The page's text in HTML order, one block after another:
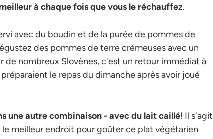
à chaque fois que vous le réchauffez.
avec du boudin et de la purée de pommes de
des pommes de terre crémeuses avec un
de nombreux Slovènes, c'est un retour immédiat à
le repas du dimanche après avoir joué
une autre combinaison - avec du lait caillé! Il s'agit
meilleur endroit pour goûter ce plat végétarien